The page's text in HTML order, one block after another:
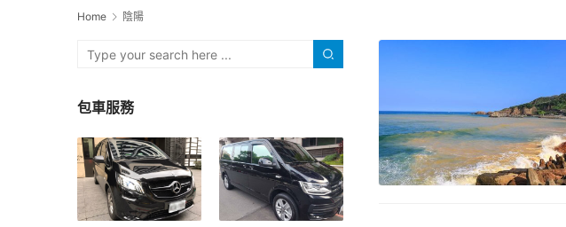
Home 陰陽
包車服務